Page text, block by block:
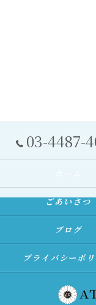
03-4487-
ごあいさつ
ブログ
プライバシーポ